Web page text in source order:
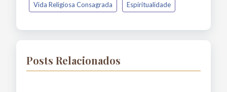
Vida Religiosa Consagrada Espiritualidade
Posts Relacionados